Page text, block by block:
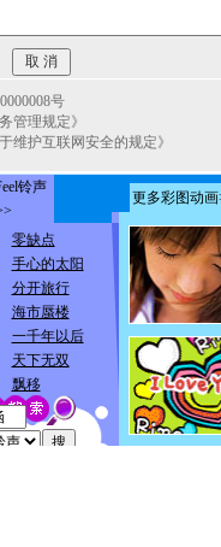
号
管理规定》
维护互联网安全的规定》